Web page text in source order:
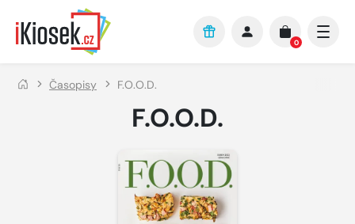
Přejít na hlavní obsah
0
Časopisy F.O.O.D.
F.O.O.D.